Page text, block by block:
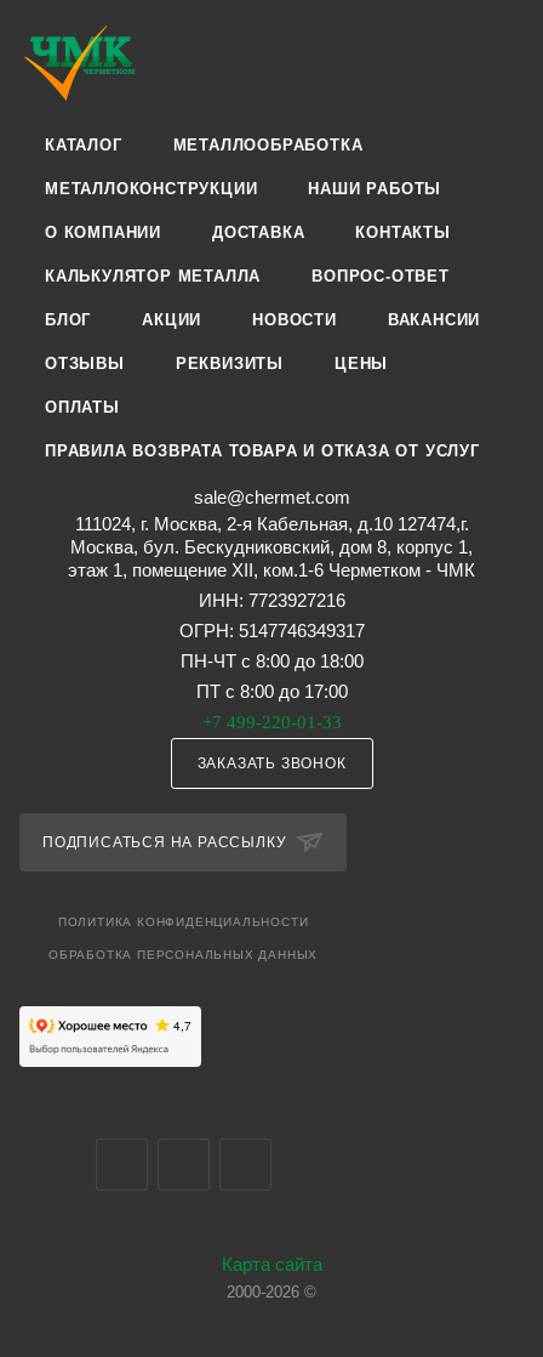
КАТАЛОГ МЕТАЛЛООБРАБОТКА
МЕТАЛЛОКОНСТРУКЦИИ НАШИ РАБОТЫ
О КОМПАНИИ ДОСТАВКА КОНТАКТЫ
КАЛЬКУЛЯТОР МЕТАЛЛА ВОПРОС-ОТВЕТ
БЛОГ АКЦИИ НОВОСТИ ВАКАНСИИ
ОТЗЫВЫ РЕКВИЗИТЫ ЦЕНЫ
ОПЛАТЫ
ПРАВИЛА ВОЗВРАТА ТОВАРА И ОТКАЗА ОТ УСЛУГ
sale@chermet.com
111024, г. Москва, 2-я Кабельная, д.10 127474,г.
Москва, бул. Бескудниковский, дом 8, корпус 1,
этаж 1, помещение XII, ком.1-6 Черметком - ЧМК
ИНН: 7723927216
ОГРН: 5147746349317
ПН-ЧТ с 8:00 до 18:00
ПТ с 8:00 до 17:00
+7 499-220-01-33
ЗАКАЗАТЬ ЗВОНОК
ПОДПИСАТЬСЯ НА РАССЫЛКУ
ПОЛИТИКА КОНФИДЕНЦИАЛЬНОСТИ
ОБРАБОТКА ПЕРСОНАЛЬНЫХ ДАННЫХ
Карта сайта
2000-2026 ©